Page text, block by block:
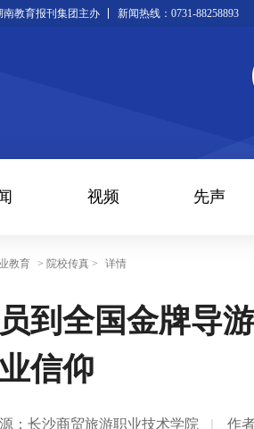
南教育报刊集团主办 新闻热线：0731-88258893
视频 先声
教育 > 院校传真 > 详情
到全国金牌导
信仰
：长沙商贸旅游职业技术学院 作